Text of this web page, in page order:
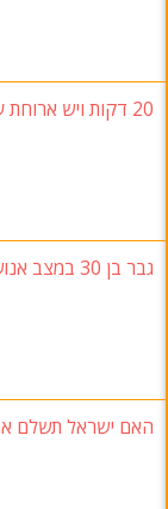
20 דקות ויש ארוחת ערב: סלט העוף המושלם למוצאי שבת
גבר בן 30 במצב אנוש אחרי שרכבו התנגש בגדר בירושלים
האם ישראל תשלם